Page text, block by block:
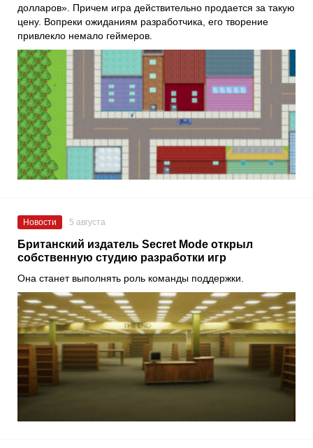
долларов». Причем игра действительно продается за такую
цену. Вопреки ожиданиям разработчика, его творение
привлекло немало геймеров.
Новости 5 августа
Британский издатель Secret Mode открыл
собственную студию разработки игр
Она станет выполнять роль команды поддержки.